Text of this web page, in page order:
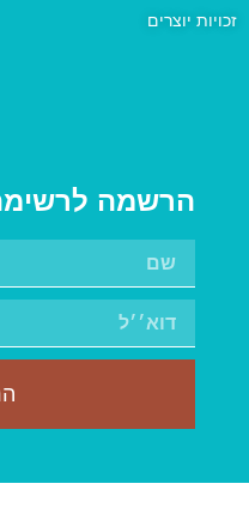
זכויות יוצרים
הרשמה